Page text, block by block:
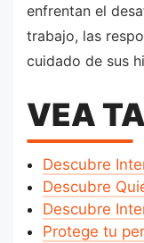
enfrentan el
trabajo, las
cuidado de sus
VEA
Descubre
Descubre
Descubre
Protege tu